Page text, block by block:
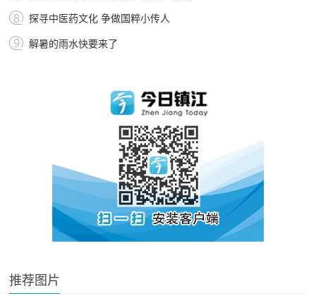
探寻中医药文化 争做国粹小传人
解暑的雨水快要来了
推荐图片